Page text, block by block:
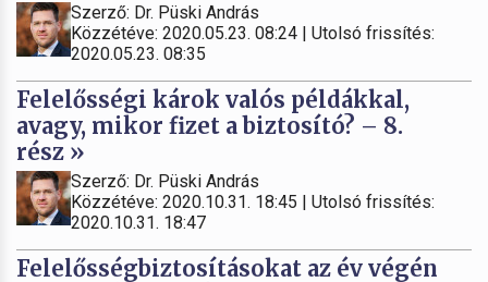
Szerző: Dr. Püski András
Közzétéve: 2020.05.23. 08:24 | Utolsó frissítés:
2020.05.23. 08:35
Felelősségi károk valós példákkal,
avagy, mikor fizet a biztosító? – 8.
rész »
Szerző: Dr. Püski András
Közzétéve: 2020.10.31. 18:45 | Utolsó frissítés:
2020.10.31. 18:47
Felelősségbiztosításokat az év végén